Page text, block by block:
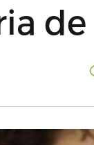
de